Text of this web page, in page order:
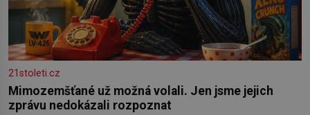
21stoleti.cz
Mimozemšťané už možná volali. Jen jsme jejich
zprávu nedokázali rozpoznat